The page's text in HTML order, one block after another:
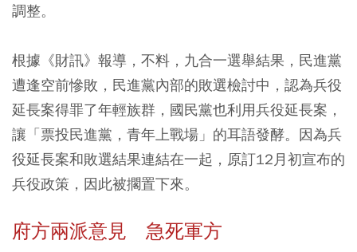
調整。
根據《財訊》報導，不料，九合一選舉結果，民進黨
遭逢空前慘敗，民進黨內部的敗選檢討中，認為兵役
延長案得罪了年輕族群，國民黨也利用兵役延長案，
讓「票投民進黨，青年上戰場」的耳語發酵。因為兵
役延長案和敗選結果連結在一起，原訂12月初宣布的
兵役政策，因此被擱置下來。
府方兩派意見 急死軍方